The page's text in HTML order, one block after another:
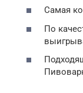
Самая
По